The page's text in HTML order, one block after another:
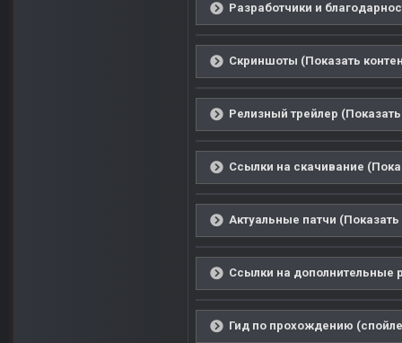
Разработчики и
Скриншоты (Показать
Релизный трейлер (Показать
Ссылки на скачивание
Актуальные патчи (Показать
Ссылки на дополнительные
Гид по прохождению